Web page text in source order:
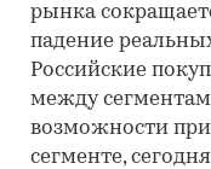
рынка
падение
Российские
между
возможности
сегменте,